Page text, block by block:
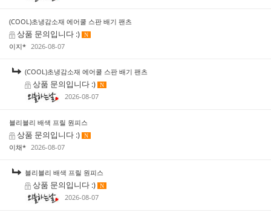
(COOL)초냉감소재 에어쿨 스판 배기 팬츠
상품 문의입니다 :) N
이지* 2026-08-07
(COOL)초냉감소재 에어쿨 스판 배기 팬츠
상품 문의입니다 :) N
2026-08-07
블리블리 배색 프릴 원피스
상품 문의입니다 :) N
이채* 2026-08-07
블리블리 배색 프릴 원피스
상품 문의입니다 :) N
2026-08-07